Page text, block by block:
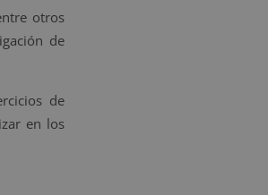
otros
de
de
en los